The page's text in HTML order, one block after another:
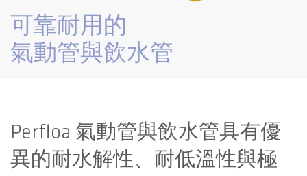
可靠耐用的
氣動管與飲水管
Perfloa 氣動管與飲水管具有優
異的耐水解性、耐低溫性與極